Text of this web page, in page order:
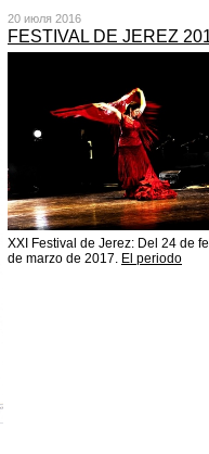
20 июля 2016
FESTIVAL DE JEREZ
XXI Festival de Jerez: Del 24 de
de marzo de 2017. El periodo